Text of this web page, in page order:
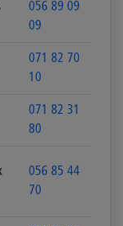
056 89 09
09
071 82 70
10
071 82 31
80
056 85 44
70